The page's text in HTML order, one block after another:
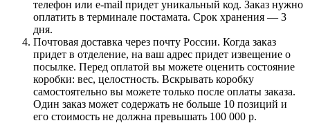
телефон или e-mail придет уникальный код. Заказ нужно
оплатить в терминале постамата. Срок хранения — 3
дня.
Почтовая доставка через почту России. Когда заказ
придет в отделение, на ваш адрес придет извещение о
посылке. Перед оплатой вы можете оценить состояние
коробки: вес, целостность. Вскрывать коробку
самостоятельно вы можете только после оплаты заказа.
Один заказ может содержать не больше 10 позиций и
его стоимость не должна превышать 100 000 р.